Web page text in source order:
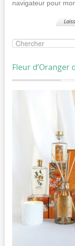
navigateur pour
Fleur d’Oranger